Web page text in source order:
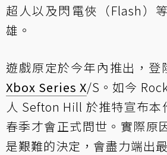
超人以及閃電俠（Flash）
雄。
遊戲原定於今年內推出，登
Xbox Series X/S。如今
人 Sefton Hill 於推特宣布本
春季才會正式問世。實際原
是艱難的決定，會盡力端出